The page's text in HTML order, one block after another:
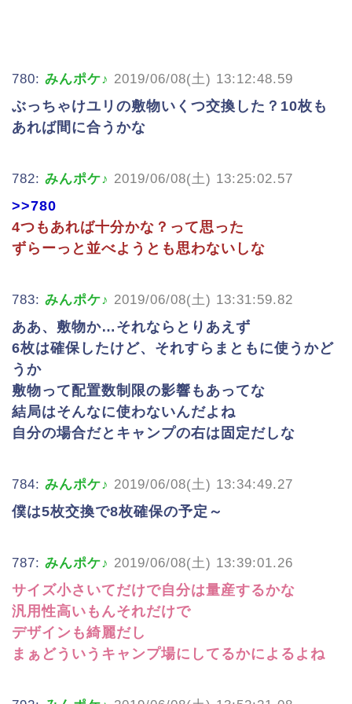
780: みんポケ♪ 2019/06/08(土) 13:12:48.59
ぶっちゃけユリの敷物いくつ交換した？10枚も
あれば間に合うかな
782: みんポケ♪ 2019/06/08(土) 13:25:02.57
>>780
4つもあれば十分かな？って思った
ずらーっと並べようとも思わないしな
783: みんポケ♪ 2019/06/08(土) 13:31:59.82
ああ、敷物か…それならとりあえず
6枚は確保したけど、それすらまともに使うかど
うか
敷物って配置数制限の影響もあってな
結局はそんなに使わないんだよね
自分の場合だとキャンプの右は固定だしな
784: みんポケ♪ 2019/06/08(土) 13:34:49.27
僕は5枚交換で8枚確保の予定～
787: みんポケ♪ 2019/06/08(土) 13:39:01.26
サイズ小さいてだけで自分は量産するかな
汎用性高いもんそれだけで
デザインも綺麗だし
まぁどういうキャンプ場にしてるかによるよね